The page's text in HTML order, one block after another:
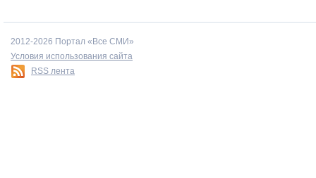
2012-2026 Портал «Все СМИ»
Условия использования сайта
RSS лента